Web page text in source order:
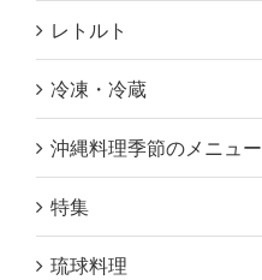
レトルト
冷凍・冷蔵
沖縄料理季節のメニュー
特集
琉球料理